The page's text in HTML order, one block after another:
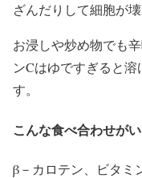
ざんだりして細胞が
お浸しや炒め物でも
ンCはゆですぎると
す。
こんな食べ合わせが
β－カロテン、ビタミ